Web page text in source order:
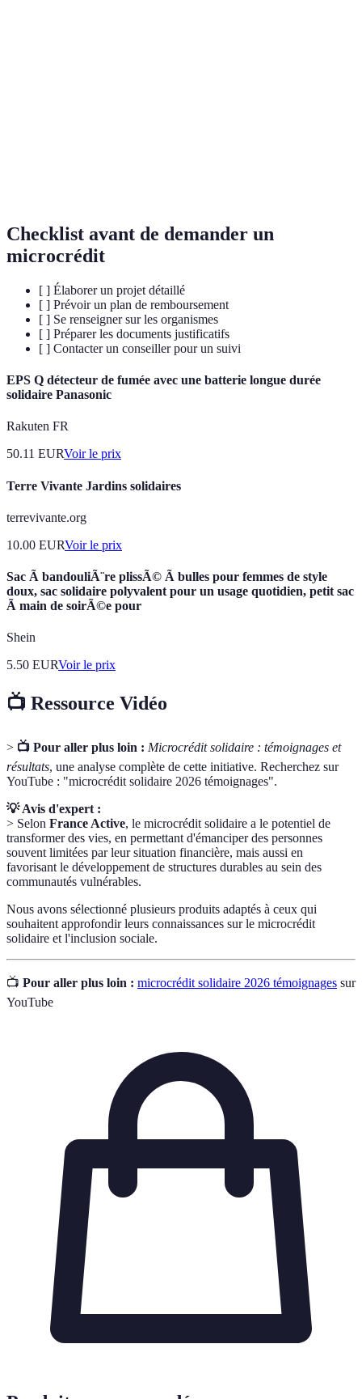
Checklist avant de demander un
microcrédit
[ ] Élaborer un projet détaillé
[ ] Prévoir un plan de remboursement
[ ] Se renseigner sur les organismes
[ ] Préparer les documents justificatifs
[ ] Contacter un conseiller pour un suivi
EPS Q détecteur de fumée avec une batterie longue durée
solidaire Panasonic
Rakuten FR
50.11 EURVoir le prix
Terre Vivante Jardins solidaires
terrevivante.org
10.00 EURVoir le prix
Sac Ã bandouliÃ¨re plissÃ© Ã bulles pour femmes de style
doux, sac solidaire polyvalent pour un usage quotidien, petit sac
Ã main de soirÃ©e pour
Shein
5.50 EURVoir le prix
📺 Ressource Vidéo
> 📺 Pour aller plus loin : Microcrédit solidaire : témoignages et
résultats, une analyse complète de cette initiative. Recherchez sur
YouTube : "microcrédit solidaire 2026 témoignages".
💡 Avis d'expert :
> Selon France Active, le microcrédit solidaire a le potentiel de
transformer des vies, en permettant d'émanciper des personnes
souvent limitées par leur situation financière, mais aussi en
favorisant le développement de structures durables au sein des
communautés vulnérables.
Nous avons sélectionné plusieurs produits adaptés à ceux qui
souhaitent approfondir leurs connaissances sur le microcrédit
solidaire et l'inclusion sociale.
📺 Pour aller plus loin : microcrédit solidaire 2026 témoignages sur
YouTube